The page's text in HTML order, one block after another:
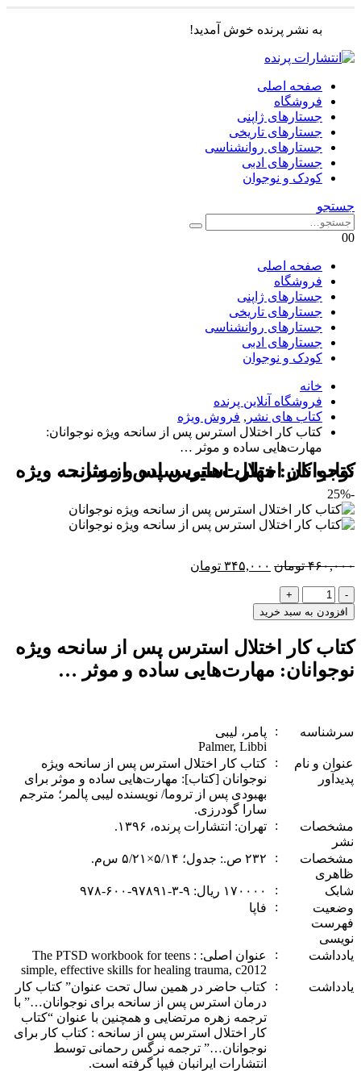
به نشر پرنده خوش آمدید!
صفحه اصلی
فروشگاه
جستارهای ژاپنی
جستارهای تاریخی
جستارهای روانشناسی
جستارهای ادبی
کودک و نوجوان
جستجو
00
صفحه اصلی
فروشگاه
جستارهای ژاپنی
جستارهای تاریخی
جستارهای روانشناسی
جستارهای ادبی
کودک و نوجوان
خانه
فروشگاه آنلاین پرنده
کتاب های نشر , فروش ویژه
کتاب کار اختلال استرس پس از سانحه ویژه نوجوانان:
مهارت‌هایی ساده و موثر …
کتاب کار اختلال استرس پس از سانحه ویژه نوجوانان: مهارت‌هایی ساده و موثر …
-25%
۴۶۰,۰۰۰ تومان قیمت
بود.
۳۴۵,۰۰۰ تومان
-
+
افزودن به سبد خرید
کتاب کار اختلال استرس پس از سانحه ویژه
نوجوانان: مهارت‌هایی ساده و موثر …
سرشناسه :
پامر، لیبی
Palmer, Libbi
‏عنوان و نام
پدیدآور
:
کتاب کار اختلال استرس پس از سانحه ویژه
نوجوانان [کتاب]: مهارت‌هایی ساده و موثر برای
بهبودی پس از تروما/ نویسنده لیبی پالمر؛ مترجم
سارا گودرزی.
‏مشخصات
نشر
: تهران: انتشارات پرنده، ‏‫۱۳۹۶.‬‬
‏مشخصات
ظاهری
:
‏شابک :
‏وضعیت
فهرست
نویسی
: فاپا
‏یادداشت :
‏‫عنوان اصلی: The PTSD workbook for teens :
simple, effective skills for healing trauma, c2012‬‬‬
‏یادداشت
:
کتاب حاضر در همین سال تحت عنوان” کتاب کار
درمان استرس پس از سانحه برای نوجوانان…” با
ترجمه زهره مرتضایی و همچنین با عنوان “کتاب
کار اختلال استرس پس از سانحه : کتاب کار برای
نوجوانان…” ترجمه نرگس رحمانی توسط
انتشارات ایرانبان فیپا گرفته است.